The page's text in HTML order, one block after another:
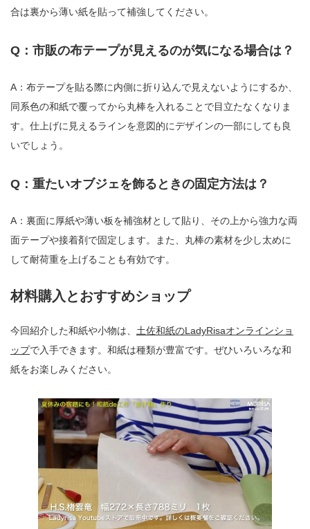
合は裏から薄い紙を貼って補強してください。
Q：市販の布テープが見えるのが気になる場合は？
A：布テープを貼る際に内側に折り込んで見えないようにするか、
同系色の和紙で覆ってから丸棒を入れることで目立たなくなりま
す。仕上げに見えるラインを意図的にデザインの一部にしても良
いでしょう。
Q：重たいオブジェを飾るときの固定方法は？
A：裏面に厚紙や薄い板を補強材として貼り、その上から強力な両
面テープや接着剤で固定します。また、丸棒の素材を少し太めに
して耐荷重を上げることも有効です。
材料購入とおすすめショップ
今回紹介した和紙や小物は、 土佐和紙のLadyRisaオンラインショ
ップで入手できます。和紙は種類が豊富です。ぜひいろいろな和
紙をお楽しみください。